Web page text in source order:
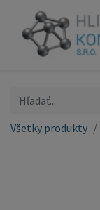
Všetky produkty